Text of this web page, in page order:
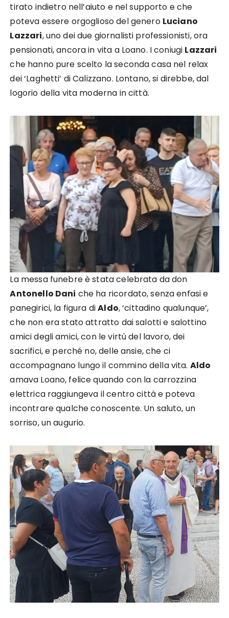
tirato indietro nell’aiuto e nel supporto e che
poteva essere orgoglioso del genero Luciano
Lazzari, uno dei due giornalisti professionisti, ora
pensionati, ancora in vita a Loano. I coniugi Lazzari
che hanno pure scelto la seconda casa nel relax
dei ‘Laghetti’ di Calizzano. Lontano, si direbbe, dal
logorio della vita moderna in città.
La messa funebre è stata celebrata da don
Antonello Dani che ha ricordato, senza enfasi e
panegirici, la figura diAldo, ‘cittadino qualunque’,
che non era stato attratto dai salotti e salottino
amici degli amici, con le virtù del lavoro, dei
sacrifici, e perché no, delle ansie, che ci
accompagnano lungo il commino della vita. Aldo
amava Loano, felice quando con la carrozzina
elettrica raggiungeva il centro città e poteva
incontrare qualche conoscente. Un saluto, un
sorriso, un augurio.